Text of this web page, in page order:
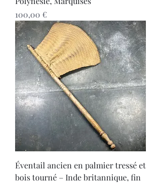
Prix
100,00 €
Éventail ancien en palmier tressé et
bois tourné – Inde britannique, fin